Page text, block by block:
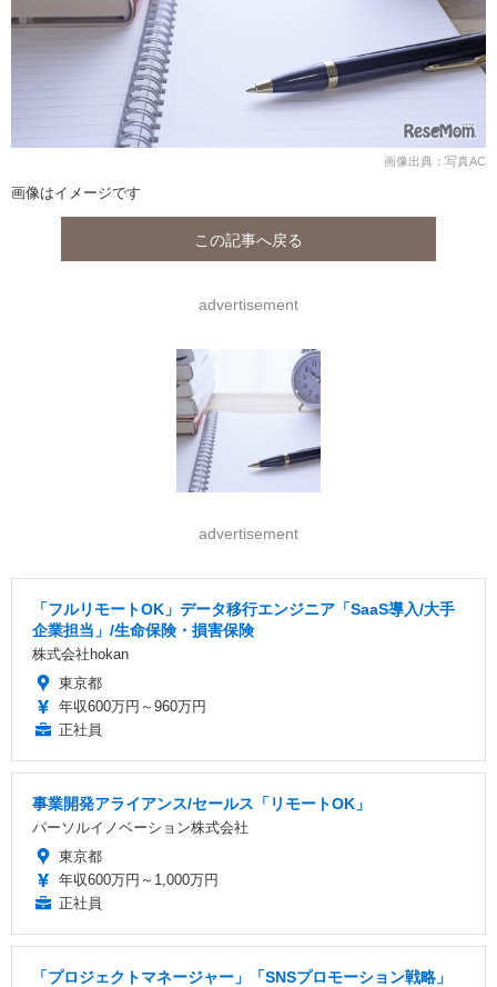
画像出典：写真AC
画像はイメージです
この記事へ戻る
advertisement
advertisement
「フルリモートOK」データ移行エンジニア「SaaS導入/大手
企業担当」/生命保険・損害保険
株式会社hokan
東京都
年収600万円～960万円
正社員
事業開発アライアンス/セールス「リモートOK」
パーソルイノベーション株式会社
東京都
年収600万円～1,000万円
正社員
「プロジェクトマネージャー」「SNSプロモーション戦略」